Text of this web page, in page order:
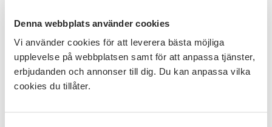
Denna webbplats använder cookies
Vi använder cookies för att leverera bästa möjliga
upplevelse på webbplatsen samt för att anpassa tjänster,
erbjudanden och annonser till dig. Du kan anpassa vilka
cookies du tillåter.
Plats
Kursen sker i Kinna, Marks Kommun, i en nybyggd
men traditionell smedja i fridfull och lantlig miljö.
Smedjan är fullutrustad med verktyg att låna och
använda under kurstillfället. Adress meddelas vid